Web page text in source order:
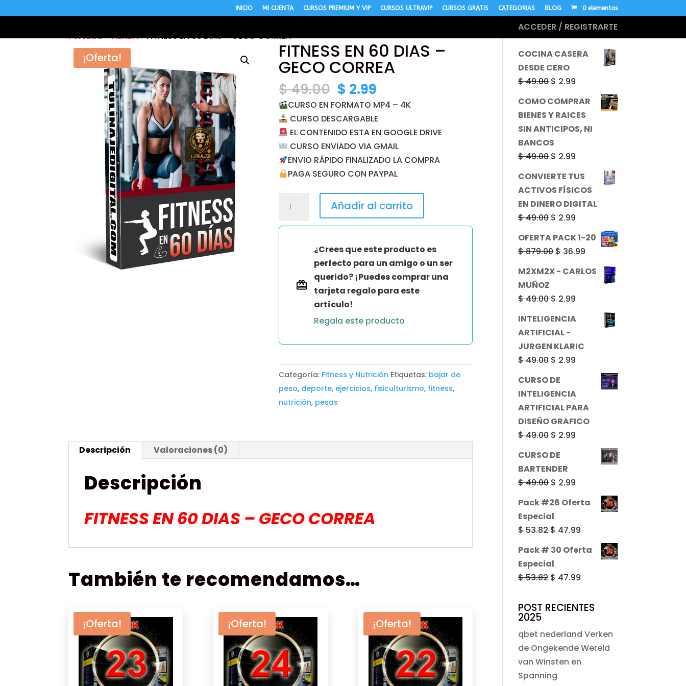
INICIO MI CUENTA CURSOS PREMIUM Y VIP CURSOS ULTRAVIP CURSOS GRATIS CATEGORIAS BLOG 0 elementos
ACCEDER / REGISTRARTE
Portada»TIENDA»FITNESS EN 60 DIAS – GECO CORREA
¡Oferta! FITNESS EN 60 DIAS –
GECO CORREA
$49.00 El
precio
original
era:
$ 49.00.
$ 2.99
precio
actual
es:
$ 2.99.
CURSO EN FORMATO MP4 – 4K
CURSO DESCARGABLE
EL CONTENIDO ESTA EN GOOGLE DRIVE
CURSO ENVIADO VIA GMAIL
ENVIO RÁPIDO FINALIZADO LA COMPRA
PAGA SEGURO CON PAYPAL
60
CORREA
cantidad
Añadir al carrito
¿Crees que este producto es
perfecto para un amigo o un ser
querido? ¡Puedes comprar una
tarjeta regalo para este
artículo!
Regala este producto
Categoría: Fitness y Nutrición Etiquetas: bajar de
peso, deporte, ejercicios, fisiculturismo, fitness,
nutrición, pesas
Descripción Valoraciones (0)
Descripción
FITNESS EN 60 DIAS – GECO CORREA
También te recomendamos…
¡Oferta! ¡Oferta! ¡Oferta!
MÁS CURSOS
COCINA CASERA
DESDE CERO
$49.00 El
$ 49.00.
$ 2.99
precio
actual
$ 2.99.
COMO COMPRAR
BIENES Y RAICES
SIN ANTICIPOS, NI
BANCOS
$49.00 El
original
$ 49.00.
$ 2.99
CONVIERTE TUS
ACTIVOS FÍSICOS
EN DINERO DIGITAL
$49.00 El
original
era:
$ 49.00.
$ 2.99
precio
actual
$ 2.99.
OFERTA PACK 1-20
$879.00 El
$ 36.99
precio
actual
M2XM2X - CARLOS
MUÑOZ
$49.00 El
$ 49.00.
$ 2.99
INTELIGENCIA
ARTIFICIAL -
JURGEN KLARIC
$49.00 El
$ 2.99
precio
actual
CURSO DE
INTELIGENCIA
ARTIFICIAL PARA
DISEÑO GRAFICO
$49.00 El
era:
$ 49.00.
$ 2.99
precio
actual
CURSO DE
BARTENDER
$49.00 El
precio
era:
$ 49.00.
$ 2.99
precio
actual
Pack #26 Oferta
Especial
$53.82 El
precio
era:
$ 53.82.
$ 47.99
precio
actual
Pack # 30 Oferta
Especial
$53.82 El
original
$ 53.82.
$ 47.99
actual
$ 47.99.
POST RECIENTES
2025
qbet nederland Verken
de Ongekende Wereld
van Winsten en
Spanning